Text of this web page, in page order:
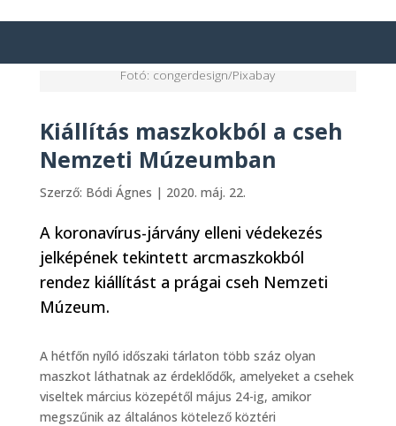
Fotó: congerdesign/Pixabay
Kiállítás maszkokból a cseh
Nemzeti Múzeumban
Szerző: Bódi Ágnes | 2020. máj. 22.
A koronavírus-járvány elleni védekezés
jelképének tekintett arcmaszkokból
rendez kiállítást a prágai cseh Nemzeti
Múzeum.
A hétfőn nyíló időszaki tárlaton több száz olyan
maszkot láthatnak az érdeklődők, amelyeket a csehek
viseltek március közepétől május 24-ig, amikor
megszűnik az általános kötelező köztéri